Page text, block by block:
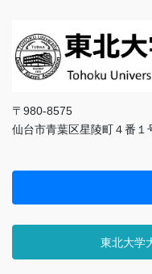
〒980-8575
仙台市青葉区星陵町４番１
東北大学